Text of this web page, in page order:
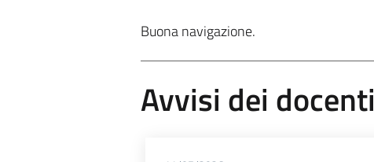
Buona navigazione.
Avvisi dei docenti